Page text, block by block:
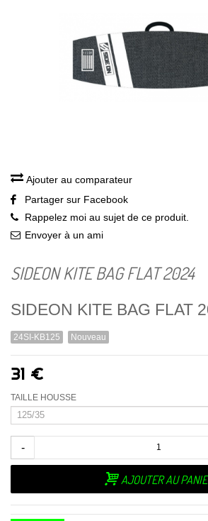
Ajouter au comparateur
Partager sur Facebook
Rappelez moi au sujet de ce produit.
Envoyer à un ami
SIDEON KITE BAG FLAT 2024
SIDEON KITE BAG FLAT
24SI-KB125 Nouveau
31 €
TAILLE HOUSSE
-
AJOUTER AU